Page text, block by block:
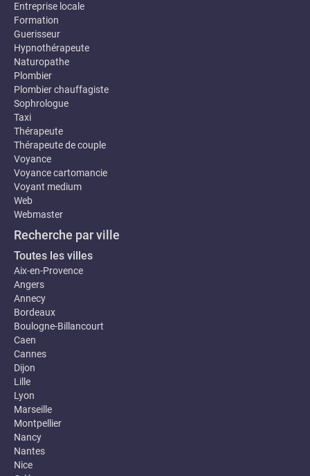
Entreprise locale
Formation
Guerisseur
Hypnothérapeute
Naturopathe
Plombier
Plombier chauffagiste
Sophrologue
Taxi
Thérapeute
Thérapeute de couple
Voyance
Voyance cartomancie
Voyant medium
Web
Webmaster
Recherche par ville
Toutes les villes
Aix-en-Provence
Angers
Annecy
Bordeaux
Boulogne-Billancourt
Caen
Cannes
Dijon
Lille
Lyon
Marseille
Montpellier
Nancy
Nantes
Nice